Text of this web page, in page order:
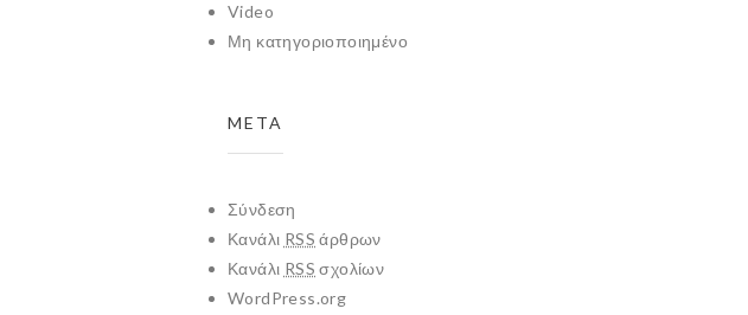
Video
Μη κατηγοριοποιημένο
META
Σύνδεση
Κανάλι RSS άρθρων
Κανάλι RSS σχολίων
WordPress.org